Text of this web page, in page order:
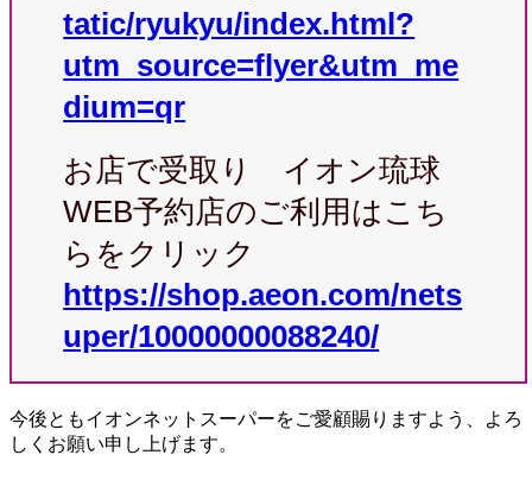
tatic/ryukyu/index.html?
utm_source=flyer&utm_me
dium=qr
お店で受取り イオン琉球
WEB予約店のご利用はこち
らをクリック
https://shop.aeon.com/nets
uper/10000000088240/
今後ともイオンネットスーパーをご愛顧賜りますよう、よろ
しくお願い申し上げます。